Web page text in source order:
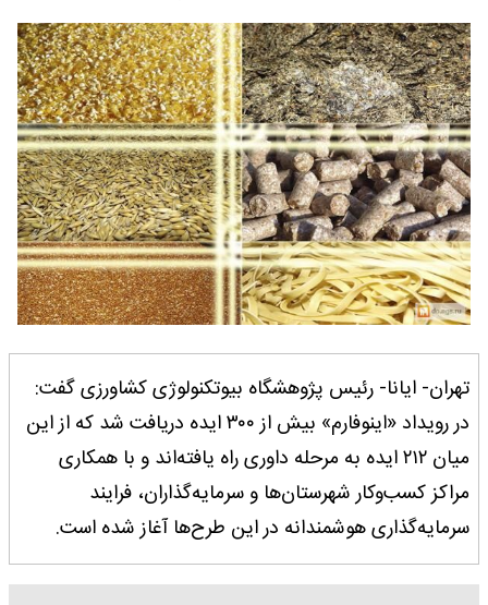
تهران- ایانا- رئیس پژوهشگاه بیوتکنولوژی کشاورزی گفت:
در رویداد «اینوفارم» بیش از ۳۰۰ ایده دریافت شد که از این
میان ۲۱۲ ایده به مرحله داوری راه یافته‌اند و با همکاری
مراکز کسب‌وکار شهرستان‌ها و سرمایه‌گذاران، فرایند
سرمایه‌گذاری هوشمندانه در این طرح‌ها آغاز شده است.